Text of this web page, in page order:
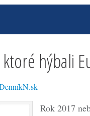
hýbali
Rok 2017